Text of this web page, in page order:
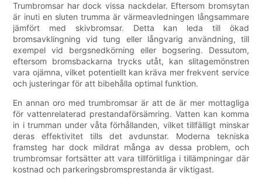
Trumbromsar har dock vissa nackdelar. Eftersom bromsytan
är inuti en sluten trumma är värmeavledningen långsammare
jämfört med skivbromsar. Detta kan leda till ökad
bromsavklingning vid tung eller långvarig användning, till
exempel vid bergsnedkörning eller bogsering. Dessutom,
eftersom bromsbackarna trycks utåt, kan slitagemönstren
vara ojämna, vilket potentiellt kan kräva mer frekvent service
och justeringar för att bibehålla optimal funktion.
En annan oro med trumbromsar är att de är mer mottagliga
för vattenrelaterad prestandaförsämring. Vatten kan komma
in i trumman under våta förhållanden, vilket tillfälligt minskar
deras effektivitet tills det avdunstar. Moderna tekniska
framsteg har dock mildrat många av dessa problem, och
trumbromsar fortsätter att vara tillförlitliga i tillämpningar där
kostnad och parkeringsbromsprestanda är viktigast.